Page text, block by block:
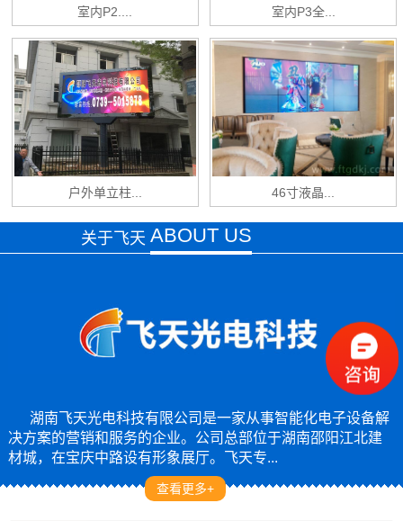
室内P2.... 室内P3全...
户外单立柱... 46寸液晶...
关于飞天 ABOUT US
湖南飞天光电科技有限公司是一家从事智能化电子设备解
决方案的营销和服务的企业。公司总部位于湖南邵阳江北建
材城，在宝庆中路设有形象展厅。飞天专...
查看更多+